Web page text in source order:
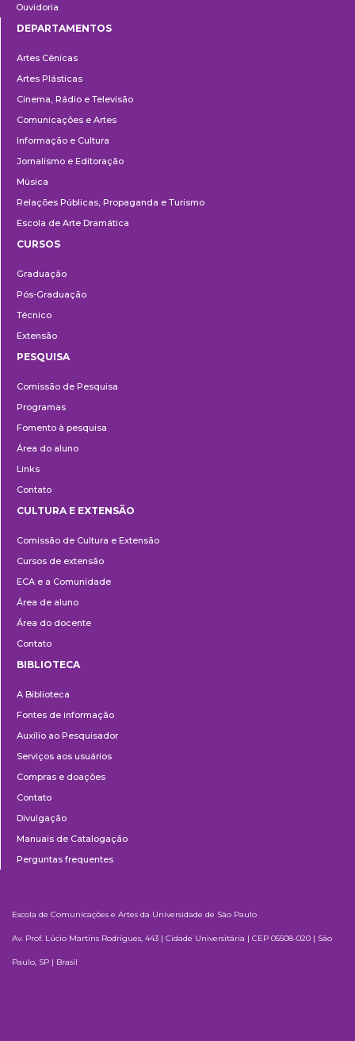
Ouvidoria
DEPARTAMENTOS
Artes Cênicas
Artes Plásticas
Cinema, Rádio e Televisão
Comunicações e Artes
Informação e Cultura
Jornalismo e Editoração
Música
Relações Públicas, Propaganda e Turismo
Escola de Arte Dramática
CURSOS
Graduação
Pós-Graduação
Técnico
Extensão
PESQUISA
Comissão de Pesquisa
Programas
Fomento à pesquisa
Área do aluno
Links
Contato
e
Extensão
CULTURA E EXTENSÃO
Comissão de Cultura e Extensão
Cursos de extensão
ECA e a Comunidade
Área de aluno
Área do docente
Contato
BIBLIOTECA
A Biblioteca
Fontes de informação
Auxílio ao Pesquisador
Serviços aos usuários
Compras e doações
Contato
Divulgação
Manuais de Catalogação
Perguntas frequentes
Escola de Comunicações e Artes da Universidade de São Paulo
Av. Prof. Lúcio Martins Rodrigues, 443 | Cidade Universitária | CEP 05508-020 | São
Paulo, SP | Brasil